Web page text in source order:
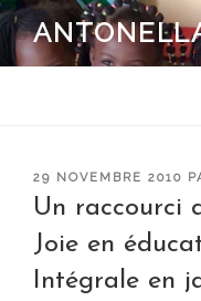
Aller
au
contenu
PUBLIÉ
LE
29 NOVEMBRE 2010
Un raccourci
Joie en
Intégrale en